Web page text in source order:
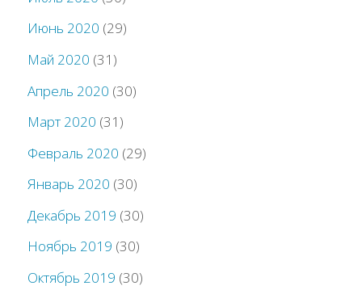
Июнь 2020 (29)
Май 2020 (31)
Апрель 2020 (30)
Март 2020 (31)
Февраль 2020 (29)
Январь 2020 (30)
Декабрь 2019 (30)
Ноябрь 2019 (30)
Октябрь 2019 (30)